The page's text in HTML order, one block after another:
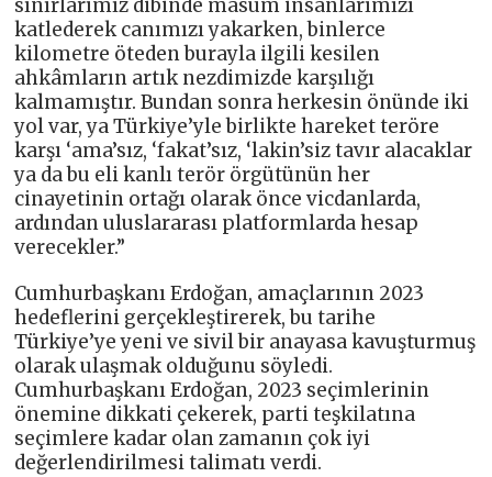
sınırlarımız dibinde masum insanlarımızı
katlederek canımızı yakarken, binlerce
kilometre öteden burayla ilgili kesilen
ahkâmların artık nezdimizde karşılığı
kalmamıştır. Bundan sonra herkesin önünde iki
yol var, ya Türkiye’yle birlikte hareket teröre
karşı ‘ama’sız, ‘fakat’sız, ‘lakin’siz tavır alacaklar
ya da bu eli kanlı terör örgütünün her
cinayetinin ortağı olarak önce vicdanlarda,
ardından uluslararası platformlarda hesap
verecekler.”
Cumhurbaşkanı Erdoğan, amaçlarının 2023
hedeflerini gerçekleştirerek, bu tarihe
Türkiye’ye yeni ve sivil bir anayasa kavuşturmuş
olarak ulaşmak olduğunu söyledi.
Cumhurbaşkanı Erdoğan, 2023 seçimlerinin
önemine dikkati çekerek, parti teşkilatına
seçimlere kadar olan zamanın çok iyi
değerlendirilmesi talimatı verdi.